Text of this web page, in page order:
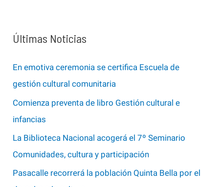
a
p
o
r
:
Últimas Noticias
En emotiva ceremonia se certifica Escuela de
gestión cultural comunitaria
Comienza preventa de libro Gestión cultural e
infancias
La Biblioteca Nacional acogerá el 7º Seminario
Comunidades, cultura y participación
Pasacalle recorrerá la población Quinta Bella por el